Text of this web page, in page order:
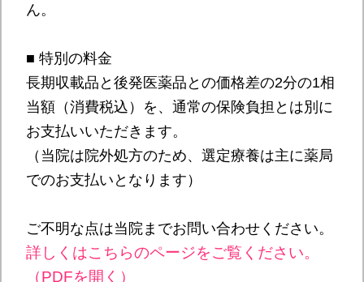
ん。
■ 特別の料金
長期収載品と後発医薬品との価格差の2分の1相
当額（消費税込）を、通常の保険負担とは別に
お支払いいただきます。
（当院は院外処方のため、選定療養は主に薬局
でのお支払いとなります）
ご不明な点は当院までお問い合わせください。
詳しくはこちらのページをご覧ください。
（PDFを開く）